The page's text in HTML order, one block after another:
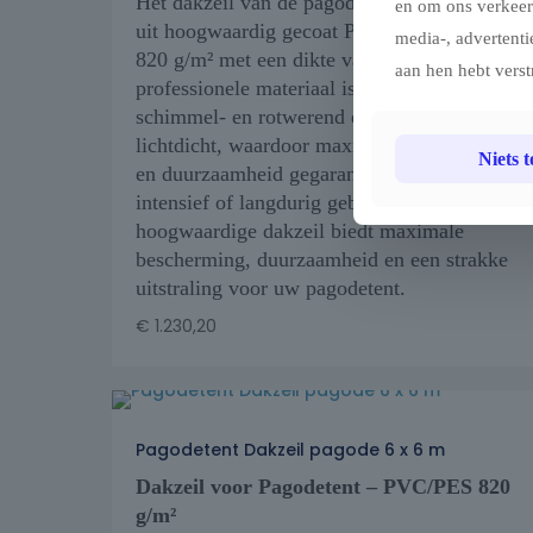
uit hoogwaardig gecoat PVC/PES-doek van
820 g/m² met een dikte van 0,6 mm. Dit
professionele materiaal is UV-bestendig,
schimmel- en rotwerend en volledig
lichtdicht, waardoor maximale bescherming
en duurzaamheid gegarandeerd zijn, zelfs bij
intensief of langdurig gebruik. Dit
hoogwaardige dakzeil biedt maximale
bescherming, duurzaamheid en een strakke
uitstraling voor uw pagodetent.
€ 1.230,20
Pagodetent Dakzeil pagode 6 x 6 m
Dakzeil voor Pagodetent – PVC/PES 820
g/m²
en om ons
media-,
aan hen hebt
Niets